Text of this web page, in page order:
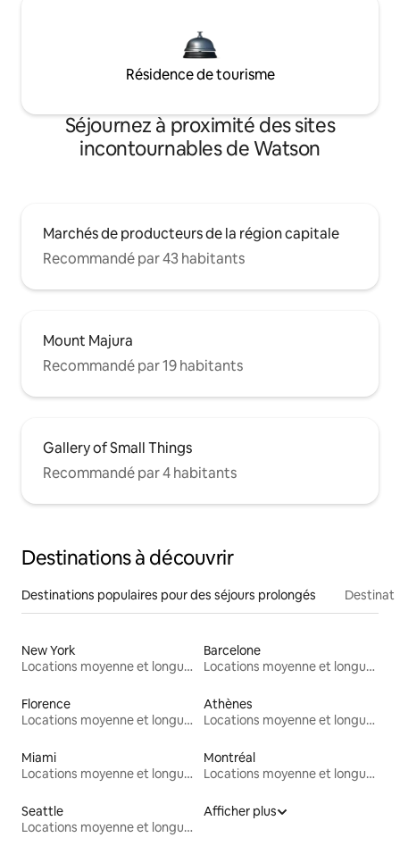
Résidence de tourisme
Séjournez à proximité des sites
incontournables de Watson
Marchés de producteurs de la région capitale
Recommandé par 43 habitants
Mount Majura
Recommandé par 19 habitants
Gallery of Small Things
Recommandé par 4 habitants
Destinations à découvrir
Destinations populaires pour des séjours prolongés
New York
Locations moyenne et longue durée
Barcelone
Locations moyenne et longue durée
Florence
Locations moyenne et longue durée
Athènes
Locations moyenne et longue durée
Miami
Locations moyenne et longue durée
Montréal
Locations moyenne et longue durée
Seattle
Locations moyenne et longue durée
Afficher plus